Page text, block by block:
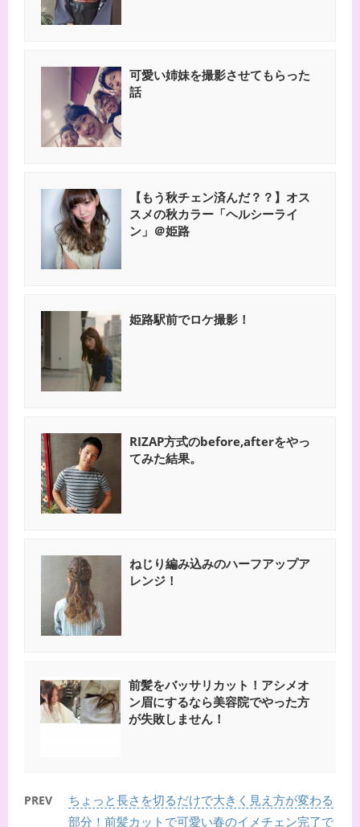
可愛い姉妹を撮影させてもらった
話
【もう秋チェン済んだ？？】オス
スメの秋カラー「ヘルシーライ
ン」＠姫路
姫路駅前でロケ撮影！
RIZAP方式のbefore,afterをやっ
てみた結果。
ねじり編み込みのハーフアップア
レンジ！
前髪をバッサリカット！アシメオ
ン眉にするなら美容院でやった方
が失敗しません！
PREV
ちょっと長さを切るだけで大きく見え方が変わる
部分！前髪カットで可愛い春のイメチェン完了で